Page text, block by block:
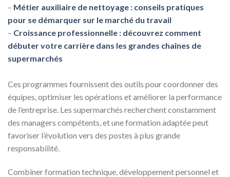
– Métier auxiliaire de nettoyage : conseils pratiques
pour se démarquer sur le marché du travail
– Croissance professionnelle : découvrez comment
débuter votre carrière dans les grandes chaînes de
supermarchés
Ces programmes fournissent des outils pour coordonner des
équipes, optimiser les opérations et améliorer la performance
de l’entreprise. Les supermarchés recherchent constamment
des managers compétents, et une formation adaptée peut
favoriser l’évolution vers des postes à plus grande
responsabilité.
Combiner formation technique, développement personnel et